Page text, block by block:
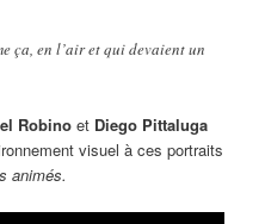
ça, en l’air et qui devaient un
Robino et Diego Pittaluga
visuel à ces portraits
animés.